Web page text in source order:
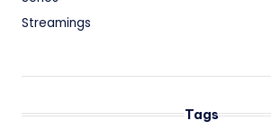
Streamings
Tags